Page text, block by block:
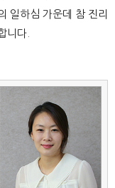
일하심 가운데 참 진리
니다.